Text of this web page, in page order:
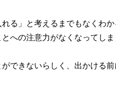
る」と考えるまでもなくわ
への注意力がなくなってしま
できないらしく、出かける